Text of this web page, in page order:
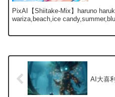
PixAI【Shiitake-Mix】haruno
wariza,beach,ice
AI大喜